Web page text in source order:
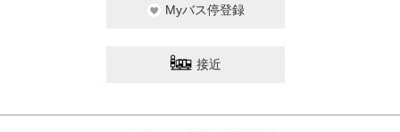
Myバス停登録
接近